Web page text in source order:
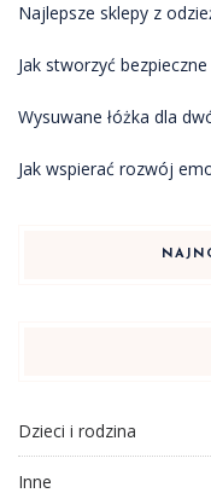
Najlepsze sklepy z
Jak stworzyć
Wysuwane łóżka dla
Jak wspierać rozwój
Dzieci i rodzina
Inne